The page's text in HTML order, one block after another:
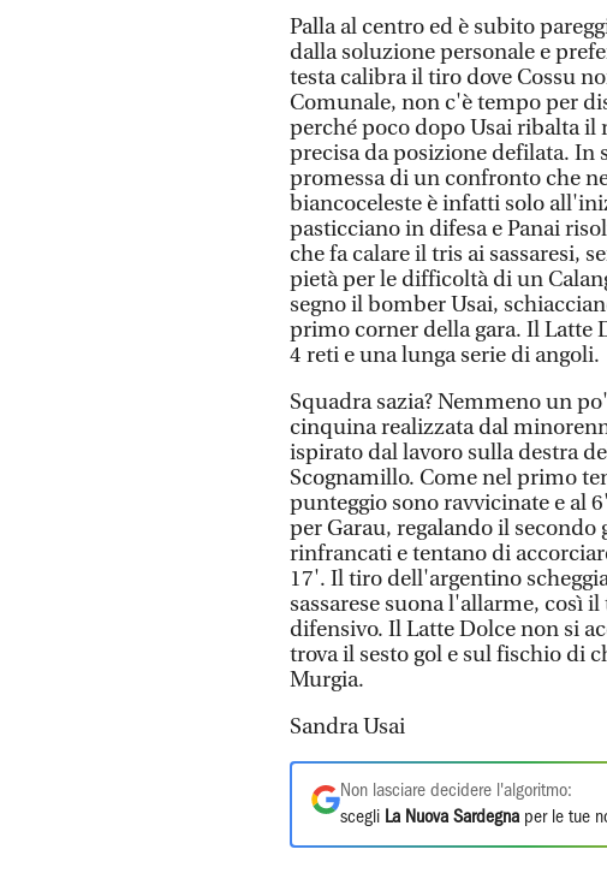
Palla al centro ed è subito
dalla soluzione personale e
testa calibra il tiro dove Cossu
Comunale, non c'è tempo per
perché poco dopo Usai ribalta il
precisa da posizione defilata.
promessa di un confronto che
biancoceleste è infatti solo
pasticciano in difesa e Panai
che fa calare il tris ai sassaresi,
pietà per le difficoltà di un
segno il bomber Usai,
primo corner della gara. Il Latte
4 reti e una lunga serie di angoli.
Squadra sazia? Nemmeno un
cinquina realizzata dal
ispirato dal lavoro sulla destra
Scognamillo. Come nel primo
punteggio sono ravvicinate e al
per Garau, regalando il secondo
rinfrancati e tentano di
17'. Il tiro dell'argentino
sassarese suona l'allarme, così
difensivo. Il Latte Dolce non si
trova il sesto gol e sul fischio di
Murgia.
Sandra Usai
Non lasciare decidere l'algoritmo:
scegli La Nuova Sardegna per le tue